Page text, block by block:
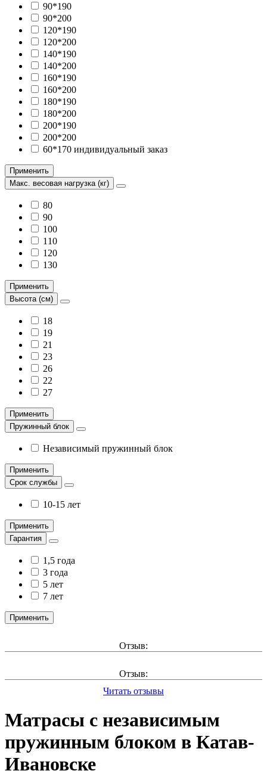
90*190
90*200
120*190
120*200
140*190
140*200
160*190
160*200
180*190
180*200
200*190
200*200
60*170 индивидуальный заказ
Применить
Макс. весовая нагрузка (кг)
80
90
100
110
120
130
Применить
Высота (см)
18
19
21
23
26
22
27
Применить
Пружинный блок
Независимый пружинный блок
Применить
Срок службы
10-15 лет
Применить
Гарантия
1,5 года
3 года
5 лет
7 лет
Применить
Отзыв:
Отзыв:
Читать отзывы
Матрасы с независимым
пружинным блоком в Катав-
Ивановске